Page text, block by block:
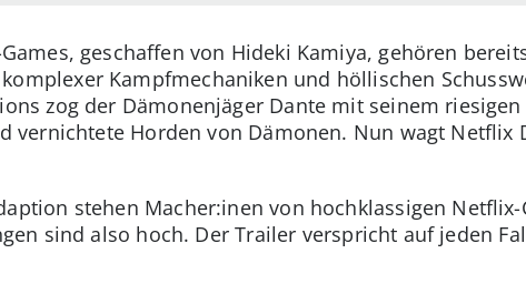
Games, geschaffen von Hideki Kamiya, gehören
Kampfmechaniken und höllischen
zog der Dämonenjäger Dante mit seinem
vernichtete Horden von Dämonen. Nun wagt Netflix
stehen Macher:inen von hochklassigen
sind also hoch. Der Trailer verspricht auf jeden